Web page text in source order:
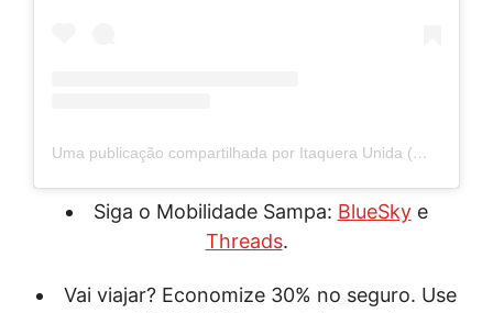
Uma publicação compartilhada por Itaquera Unida (@itaqueraunida)
Siga o Mobilidade Sampa: BlueSkye
Threads.
Vai viajar? Economize 30% no seguro. Use